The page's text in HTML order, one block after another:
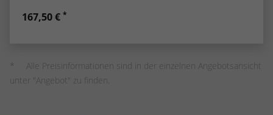
167,50 € *
Alle Preisinformationen sind in der einzelnen Angebotsansicht
unter "Angebot" zu finden.